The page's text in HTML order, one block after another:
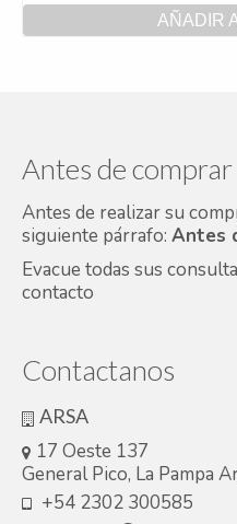
AÑADIR
Antes de comprar
Antes de realizar su
siguiente párrafo: Antes
Evacue todas sus
contacto
Contactanos
ARSA
17 Oeste 137
General Pico, La Pampa
+54 2302 300585